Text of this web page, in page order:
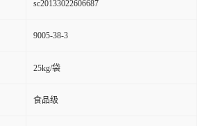
sc20133022606687
9005-38-3
25kg/袋
食品级